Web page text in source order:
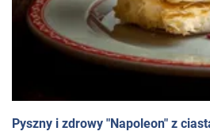
Pyszny i zdrowy "Napoleon" z